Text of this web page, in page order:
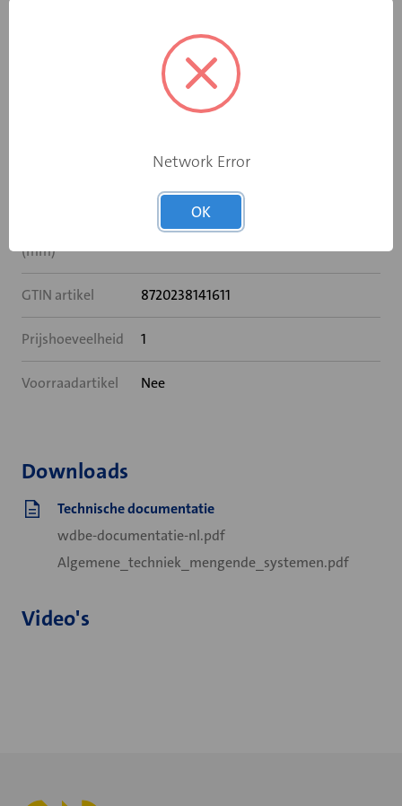
350
(mm)
GTIN artikel 8720238141611
Prijshoeveelheid 1
Voorraadartikel Nee
Downloads
Technische documentatie
wdbe-documentatie-nl.pdf
Algemene_techniek_mengende_systemen.pdf
Video's
Network Error
OK